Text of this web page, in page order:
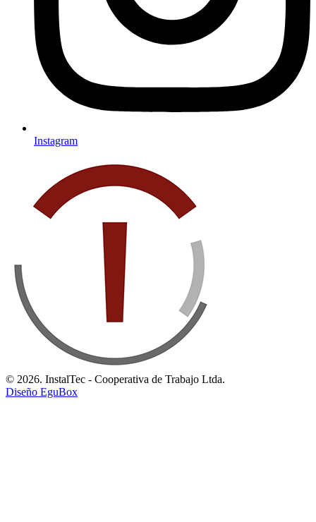
Instagram
© 2026. InstalTec - Cooperativa de Trabajo Ltda.
Diseño EguBox